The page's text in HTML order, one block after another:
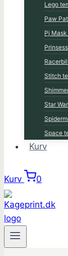
Lego
Paw
Pj
Stitch
Star
Space
Kurv
Kurv 0